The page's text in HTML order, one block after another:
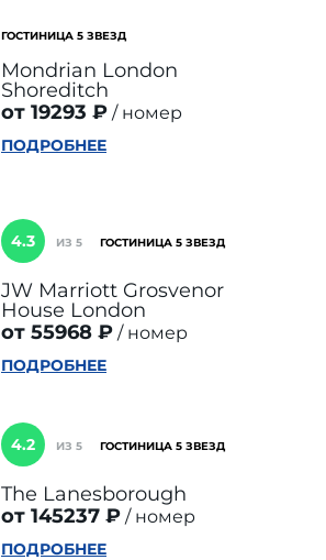
ГОСТИНИЦА 5 ЗВЕЗД
Mondrian London
Shoreditch
от 19293 ₽
номер
ПОДРОБНЕЕ
4.3 ИЗ 5 ГОСТИНИЦА 5 ЗВЕЗД
JW Marriott Grosvenor
House London
от 55968 ₽
номер
ПОДРОБНЕЕ
4.2 ИЗ 5 ГОСТИНИЦА 5 ЗВЕЗД
The Lanesborough
от 145237 ₽
номер
ПОДРОБНЕЕ